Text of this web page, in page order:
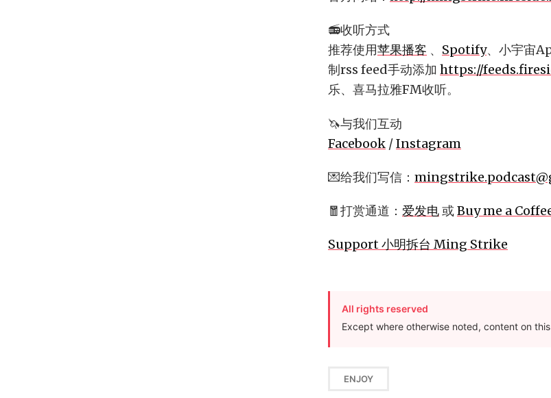
📻收听方式
推荐使用苹果播客 、 Spotify、小宇宙
制rss feed手动添加 https://
乐、喜马拉雅FM收听。
🦄与我们互动
Facebook /Instagram
💌给我们写信：
🧧打赏通道： 爱发电或Buy me a
Support 小明拆台 Ming Strike
All rights reserved
Except where otherwise noted, content on
ENJOY